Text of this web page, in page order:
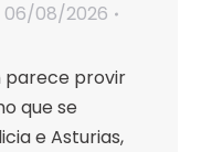
06/08/2026
parece provir
que se
e Asturias,